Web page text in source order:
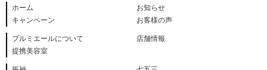
ホーム
お知らせ
キャンペーン
お客様の声
プルミエールについて
店舗情報
提携美容室